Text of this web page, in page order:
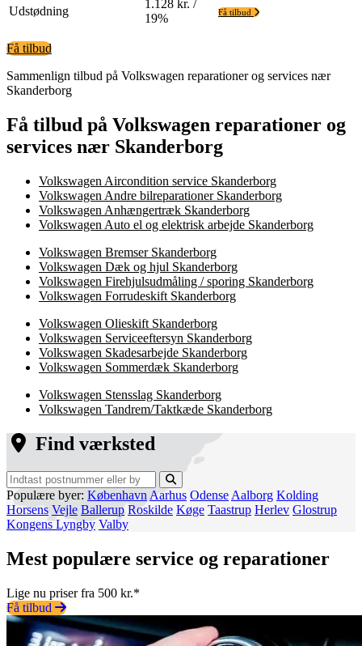
Udstødning
1.128 kr. /
19%
Få tilbud
Få tilbud
Sammenlign tilbud på Volkswagen reparationer og services nær
Skanderborg
Få tilbud på Volkswagen reparationer og
services nær Skanderborg
Volkswagen Aircondition service Skanderborg
Volkswagen Andre bilreparationer Skanderborg
Volkswagen Anhængertræk Skanderborg
Volkswagen Auto el og elektrisk arbejde Skanderborg
Volkswagen Bremser Skanderborg
Volkswagen Dæk og hjul Skanderborg
Volkswagen Firehjulsudmåling / sporing Skanderborg
Volkswagen Forrudeskift Skanderborg
Volkswagen Olieskift Skanderborg
Volkswagen Serviceeftersyn Skanderborg
Volkswagen Skadesarbejde Skanderborg
Volkswagen Sommerdæk Skanderborg
Volkswagen Stensslag Skanderborg
Volkswagen Tandrem/Taktkæde Skanderborg
Find værksted
Populære byer: København Aarhus Odense Aalborg Kolding
Horsens Vejle Ballerup Roskilde Køge Taastrup Herlev Glostrup
Kongens Lyngby Valby
Mest populære service og reparationer
Lige nu priser fra 500 kr.*
Få tilbud